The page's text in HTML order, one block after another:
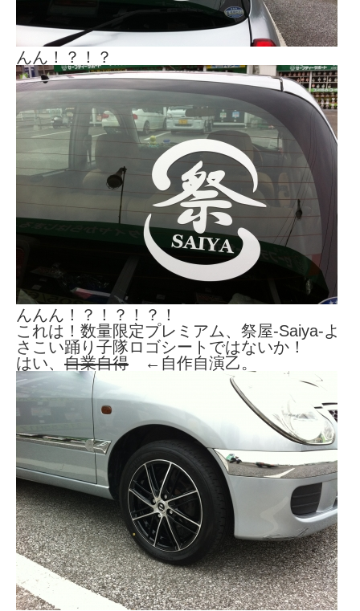
んん！？！？
んんん！？！？！？！
これは！数量限定プレミアム、祭屋-Saiya-よ
さこい踊り子隊ロゴシートではないか！
はい、 自業自得 ←自作自演乙。